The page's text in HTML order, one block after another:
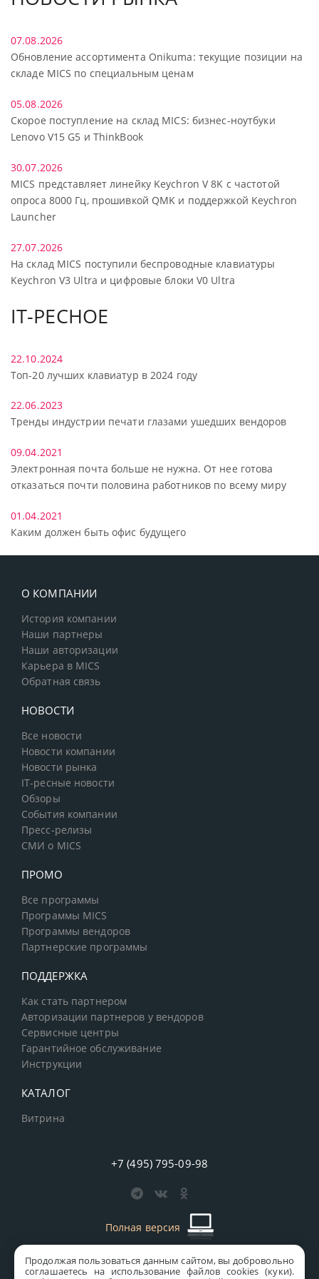
Продолжая пользоваться данным сайтом, вы добровольно
соглашаетесь на использование файлов cookies (куки).
07.08.2026
Обновление ассортимента Onikuma: текущие позиции на
складе MICS по специальным ценам
05.08.2026
Скорое поступление на склад MICS: бизнес-ноутбуки
Lenovo V15 G5 и ThinkBook
30.07.2026
MICS представляет линейку Keychron V 8K с частотой
опроса 8000 Гц, прошивкой QMK и поддержкой Keychron
Launcher
27.07.2026
На склад MICS поступили беспроводные клавиатуры
Keychron V3 Ultra и цифровые блоки V0 Ultra
IT-РЕСНОЕ
22.10.2024
Топ-20 лучших клавиатур в 2024 году
22.06.2023
Тренды индустрии печати глазами ушедших вендоров
09.04.2021
Электронная почта больше не нужна. От нее готова
отказаться почти половина работников по всему миру
01.04.2021
Каким должен быть офис будущего
О КОМПАНИИ
История компании
Наши партнеры
Наши авторизации
Карьера в MICS
Обратная связь
НОВОСТИ
Все новости
Новости компании
Новости рынка
IT-ресные новости
Обзоры
События компании
Пресс-релизы
СМИ о MICS
ПРОМО
Все программы
Программы MICS
Программы вендоров
Партнерские программы
ПОДДЕРЖКА
Как стать партнером
Авторизации партнеров у вендоров
Сервисные центры
Гарантийное обслуживание
Инструкции
КАТАЛОГ
Витрина
+7 (495) 795-09-98
Полная версия
старая версия сайтаMICS